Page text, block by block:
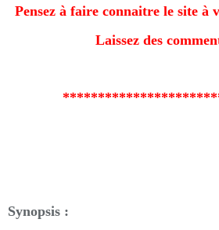
Pensez à faire connaitre le site à
Laissez des
Synopsis :